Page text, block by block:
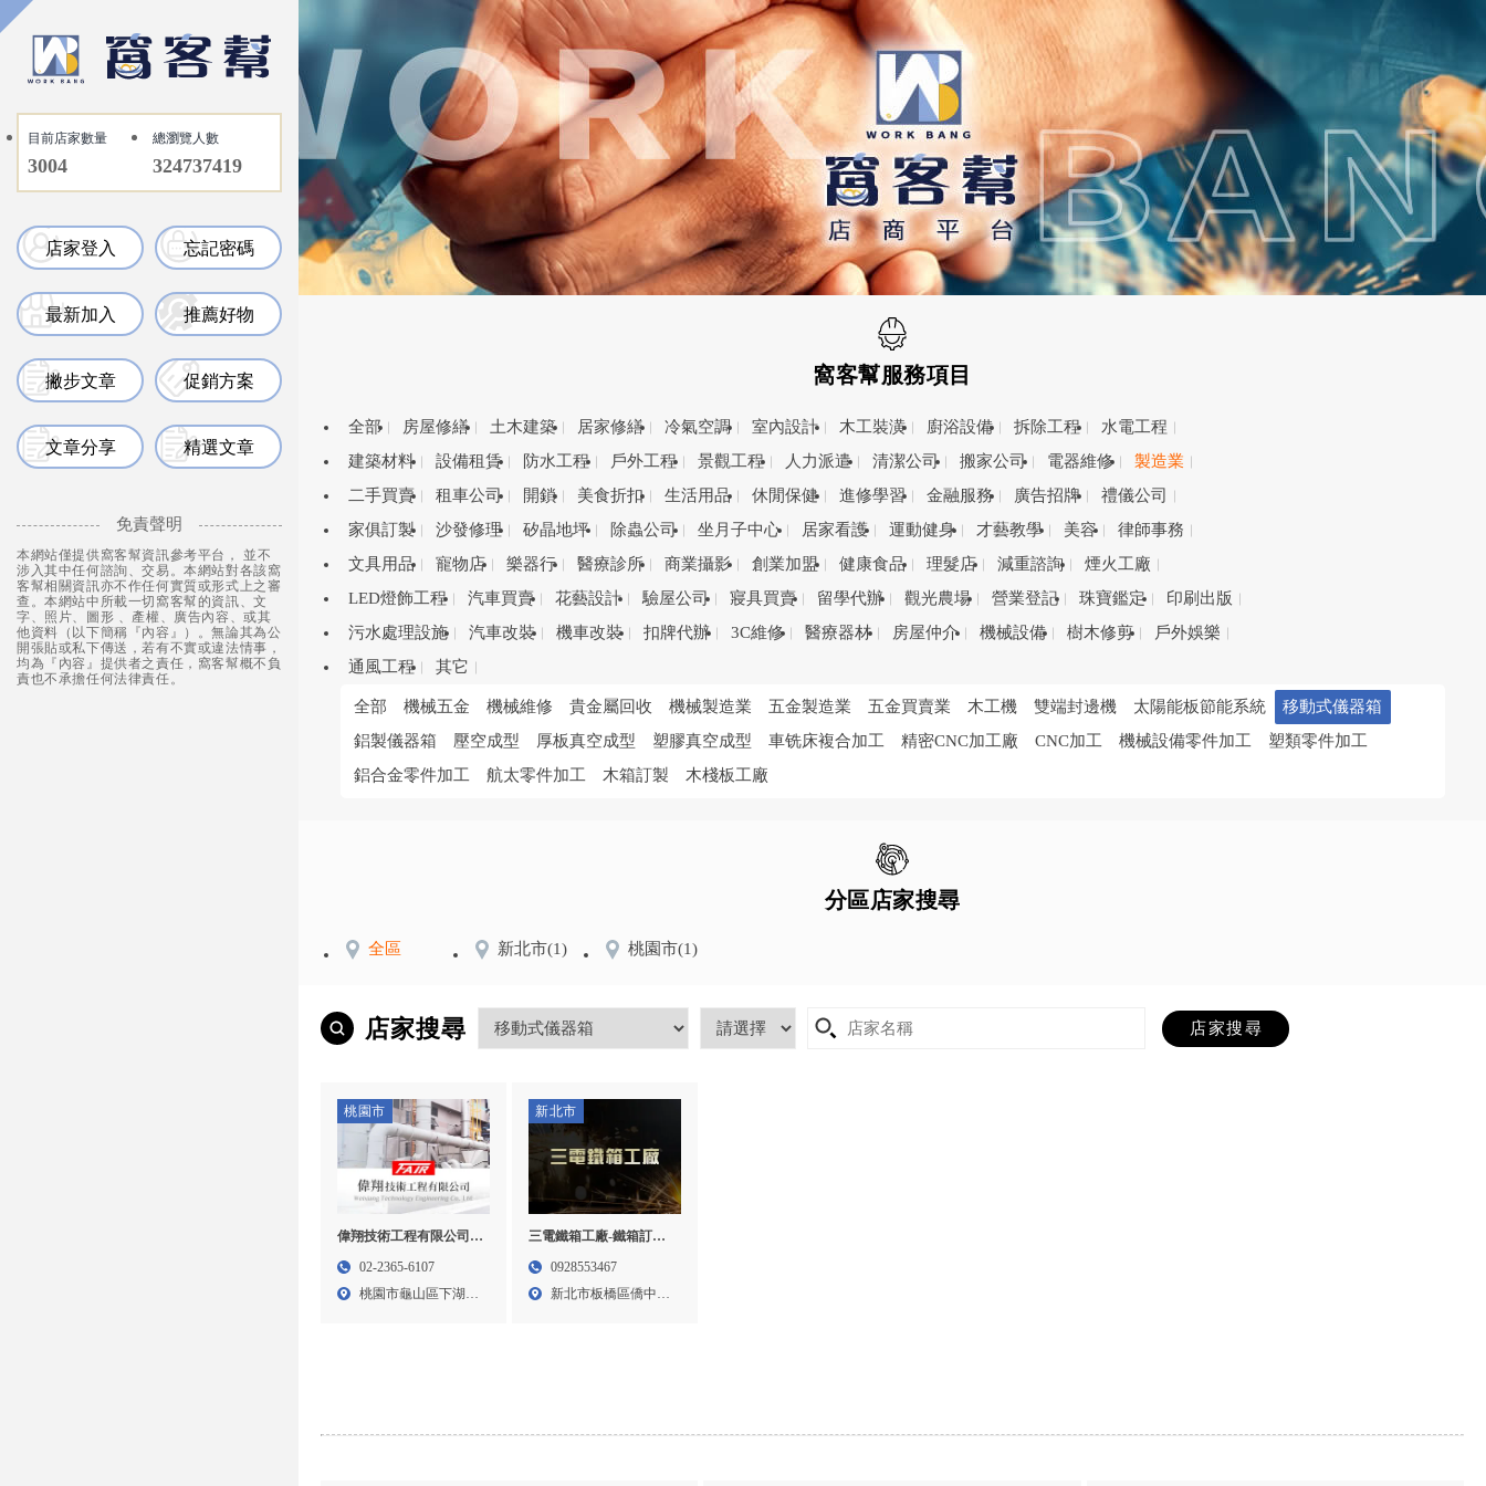
目前店家數量
3004
總瀏覽人數
324737419
店家登入 忘記密碼
最新加入 推薦好物
撇步文章 促銷方案
文章分享 精選文章
免責聲明
本網站僅提供窩客幫資訊參考平台， 並不
涉入其中任何諮詢、交易。本網站對各該窩
客幫相關資訊亦不作任何實質或形式上之審
查。本網站中所載一切窩客幫的資訊、文
字、照片、圖形 、產權、廣告內容、或其
他資料（以下簡稱『內容』）。無論其為公
開張貼或私下傳送，若有不實或違法情事，
均為『內容』提供者之責任，窩客幫概不負
責也不承擔任何法律責任。
窩客幫服務項目
全部 房屋修繕 土木建築 居家修繕 冷氣空調 室內設計 木工裝潢 廚浴設備 拆除工程
水電工程
建築材料
設備租賃 防水工程 戶外工程 景觀工程 人力派遣 清潔公司 搬家公司 電器維修
製造業
二手買賣
租車公司 開鎖 美食折扣 生活用品 休閒保健 進修學習 金融服務 廣告招牌
禮儀公司
家俱訂製
沙發修理 矽晶地坪 除蟲公司 坐月子中心 居家看護 運動健身 才藝教學 美容
律師事務
文具用品
寵物店 樂器行 醫療診所 商業攝影 創業加盟 健康食品 理髮店 減重諮詢
煙火工廠
LED燈飾工程
汽車買賣 花藝設計 驗屋公司 寢具買賣 留學代辦 觀光農場 營業登記 珠寶鑑定
印刷出版
污水處理設施
汽車改裝 機車改裝 扣牌代辦 3C維修 醫療器材 房屋仲介 機械設備 樹木修剪
戶外娛樂
通風工程
其它
全部 機械五金 機械維修 貴金屬回收 機械製造業 五金製造業 五金買賣業 木工機 雙端封邊機 太陽能板節能系統
移動式儀器箱
鋁製儀器箱
壓空成型 厚板真空成型 塑膠真空成型 車铣床複合加工 精密CNC加工廠 CNC加工 機械設備零件加工
塑類零件加工
鋁合金零件加工
航太零件加工 木箱訂製 木棧板工廠
分區店家搜尋
全區 新北市(1) 桃園市(1)
店家搜尋
桃園市
偉翔技術工程有限公司-
風管工程,風管安裝,桃園
02-2365-6107
桃園市龜山區下湖街
新北市
三電鐵箱工廠-鐵箱訂製,
鐵箱加工,台北鐵箱訂製,
0928553467
新北市板橋區僑中一